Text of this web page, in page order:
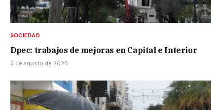
SOCIEDAD
Dpec: trabajos de mejoras en Capital e Interior
5 de agosto de 2026